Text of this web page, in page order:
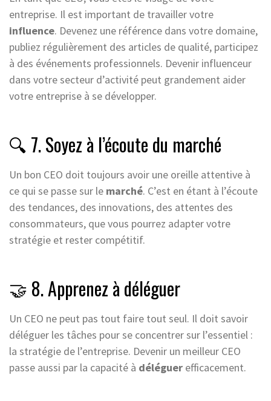
entreprise. Il est important de travailler votre
influence. Devenez une référence dans votre domaine,
publiez régulièrement des articles de qualité, participez
à des événements professionnels. Devenir influenceur
dans votre secteur d’activité peut grandement aider
votre entreprise à se développer.
🔍 7. Soyez à l’écoute du marché
Un bon CEO doit toujours avoir une oreille attentive à
ce qui se passe sur le marché. C’est en étant à l’écoute
des tendances, des innovations, des attentes des
consommateurs, que vous pourrez adapter votre
stratégie et rester compétitif.
🤝 8. Apprenez à déléguer
Un CEO ne peut pas tout faire tout seul. Il doit savoir
déléguer les tâches pour se concentrer sur l’essentiel :
la stratégie de l’entreprise. Devenir un meilleur CEO
passe aussi par la capacité à déléguer efficacement.